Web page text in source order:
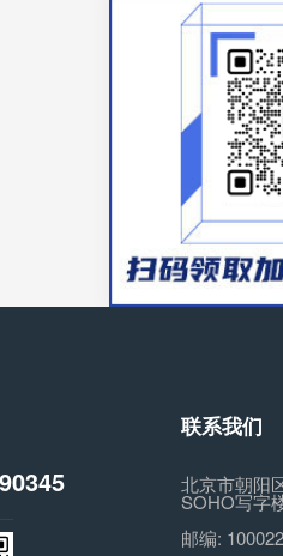
联系我们
北京市朝阳
SOHO写字
邮编: 100022